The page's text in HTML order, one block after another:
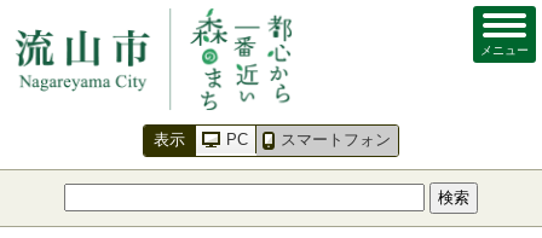
表示 PC スマートフォン
メニュー